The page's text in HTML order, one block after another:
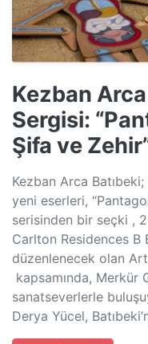
Kezban Arca
Sergisi:
Şifa ve
Kezban Arca Batıbeki;
yeni eserleri,
serisinden bir seçki ,
Carlton Residences B
düzenlenecek olan
kapsamında, Merkür
sanatseverlerle
Derya Yücel,